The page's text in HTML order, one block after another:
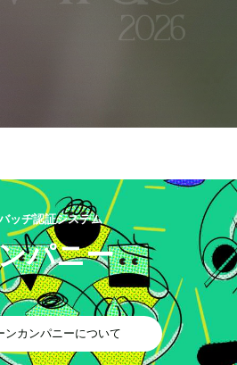
ッヂ認証システム
パニー
ンカンパニーについて